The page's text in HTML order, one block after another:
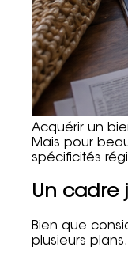
Acquérir un
Mais pour
spécificités
Un cadre
Bien que
plusieurs plans.